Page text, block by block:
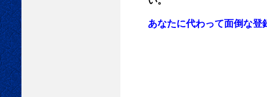
あなたに代わって面倒な登